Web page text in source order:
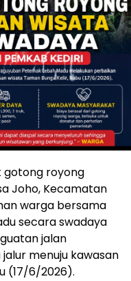
gotong royong
Joho, Kecamatan
warga bersama
secara swadaya
jalan
menuju kawasan
(17/6/2026).